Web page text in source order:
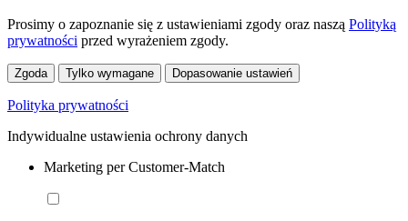
Prosimy o zapoznanie się z ustawieniami zgody oraz naszą Polityką
prywatności przed wyrażeniem zgody.
Zgoda Tylko wymagane Dopasowanie ustawień
Polityka prywatności
Indywidualne ustawienia ochrony danych
Marketing per Customer-Match